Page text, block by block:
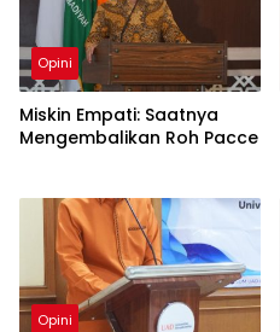
Opini
Miskin Empati: Saatnya
Mengembalikan Roh Pacce
Opini